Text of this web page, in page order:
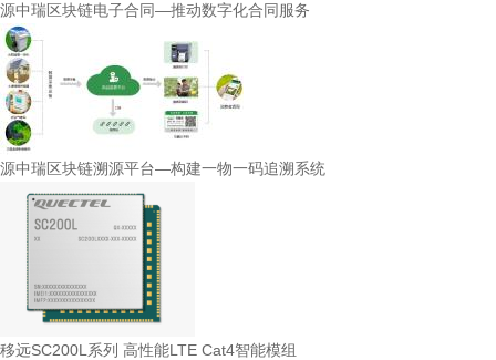
源中瑞区块链电子合同—推动数字化合同服务
源中瑞区块链溯源平台—构建一物一码追溯系统
移远SC200L系列 高性能LTE Cat4智能模组